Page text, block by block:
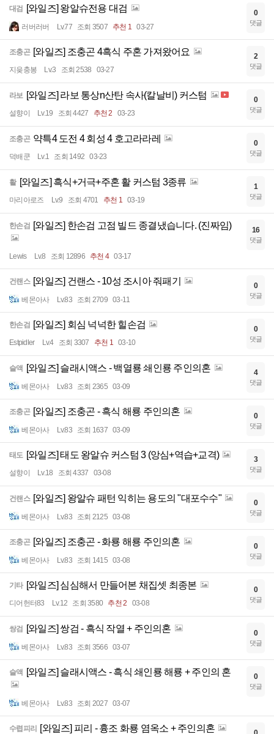
대검 [와일즈] 왕알슈전용 대검
러버러버 Lv.77 조회 3507 추천 1 03-27
0
댓글
조충곤 [와일즈] 조충곤 4흑식 주혼 가져왔어요
지읒충봉 Lv.3 조회 2538 03-27
2
댓글
라보 [와일즈] 라보 통상n산탄 속사(칼날비) 커스텀
설향이 Lv.19 조회 4427 추천 2 03-23
0
댓글
조충곤 약특4 도전 4 회성 4 호고라라레
덕배쿤 Lv.1 조회 1492 03-23
0
댓글
활 [와일즈] 흑식+거극+주혼 활 커스텀 3종류
마리아로즈 Lv.9 조회 4701 추천 1 03-19
1
댓글
한손검 [와일즈] 한손검 고점 빌드 종결냈습니다. (진짜임)
Lewis Lv.8 조회 12896 추천 4 03-17
16
댓글
건랜스 [와일즈] 건랜스 - 10성 조시아 줘패기
베몬아사 Lv.83 조회 2709 03-11
0
댓글
한손검 [와일즈] 회심 넉넉한 힐손검
Estpidler Lv.4 조회 3307 추천 1 03-10
0
댓글
슬액 [와일즈] 슬래시액스 - 백열룡 쇄인룡 주인의혼
베몬아사 Lv.83 조회 2365 03-09
4
댓글
조충곤 [와일즈] 조충곤 - 흑식 해룡 주인의혼
베몬아사 Lv.83 조회 1637 03-09
0
댓글
태도 [와일즈] 태도 왕알슈 커스텀 3 (앙심+역습+교격)
설향이 Lv.18 조회 4337 03-08
3
댓글
건랜스 [와일즈] 왕알슈 패턴 익히는 용도의 "대포수수"
베몬아사 Lv.83 조회 2125 03-08
0
댓글
조충곤 [와일즈] 조충곤 - 화룡 해룡 주인의혼
베몬아사 Lv.83 조회 1415 03-08
0
댓글
기타 [와일즈] 심심해서 만들어본 채집셋 최종본
디어헌터83 Lv.12 조회 3580 추천 2 03-08
0
댓글
쌍검 [와일즈] 쌍검 - 흑식 작열 + 주인의혼
베몬아사 Lv.83 조회 3566 03-07
0
댓글
슬액 [와일즈] 슬래시액스 - 흑식 쇄인룡 해룡 + 주인의 혼
베몬아사 Lv.83 조회 2027 03-07
0
댓글
수렵피리 [와일즈] 피리 - 흉조 화룡 염옥소 + 주인의혼